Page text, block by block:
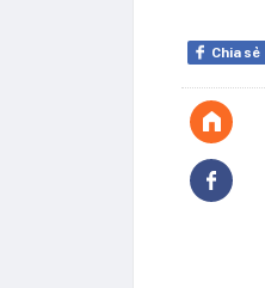
Chia sẻ